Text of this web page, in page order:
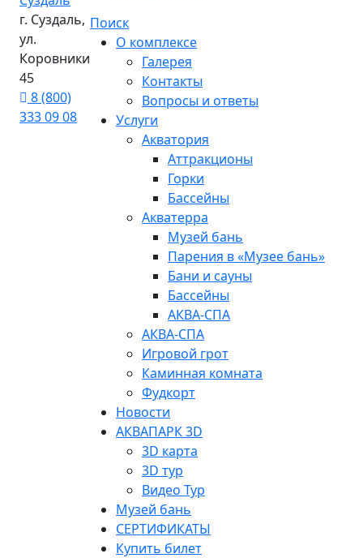
г. Суздаль,
ул.
Коровники
45
8 (800)
333 09 08
Поиск
О комплексе
Галерея
Контакты
Вопросы и ответы
Услуги
Акватория
Аттракционы
Горки
Бассейны
Акватерра
Музей бань
Парения в «Музее бань»
Бани и сауны
Бассейны
АКВА-СПА
АКВА-СПА
Игровой грот
Каминная комната
Фудкорт
Новости
АКВАПАРК 3D
3D карта
3D тур
Видео Тур
Музей бань
СЕРТИФИКАТЫ
Купить билет